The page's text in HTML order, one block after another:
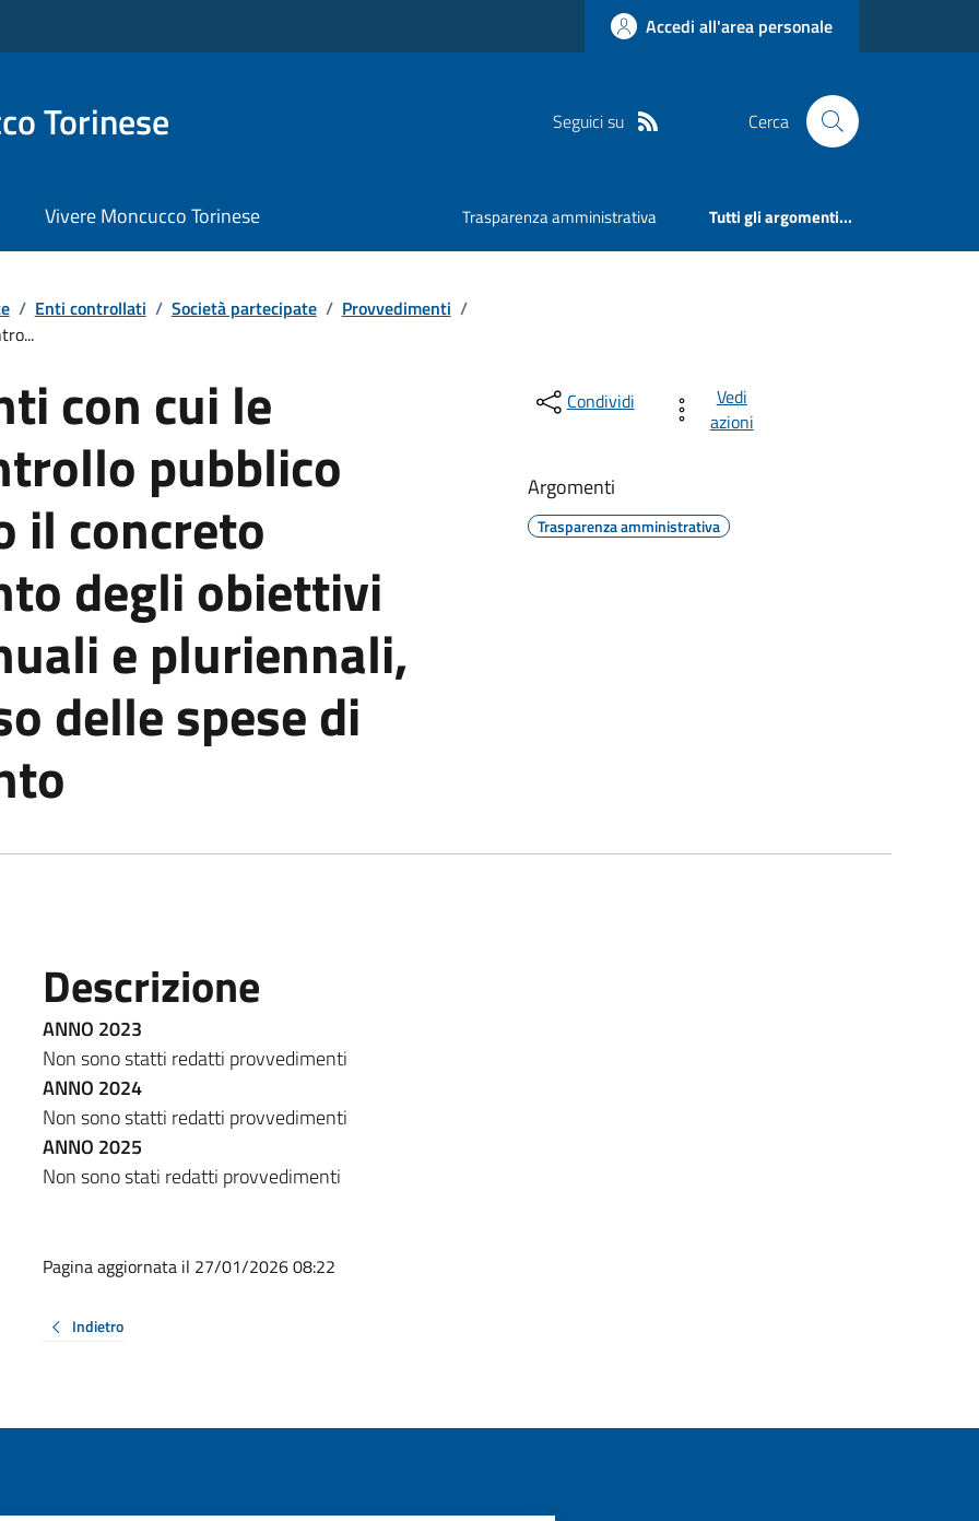
Accedi all'area personale
Torinese Seguici su Cerca
Vivere Moncucco Torinese Trasparenza amministrativa Tutti gli argomenti...
/ Enti controllati / Società partecipate / Provvedimenti /
con cui le
pubblico
il concreto
degli obiettivi
e pluriennali,
delle spese di
Condividi
Vedi
azioni
Argomenti
Trasparenza amministrativa
Descrizione
ANNO 2023
Non sono statti redatti provvedimenti
ANNO 2024
Non sono statti redatti provvedimenti
ANNO 2025
Non sono stati redatti provvedimenti
Pagina aggiornata il 27/01/2026 08:22
Indietro